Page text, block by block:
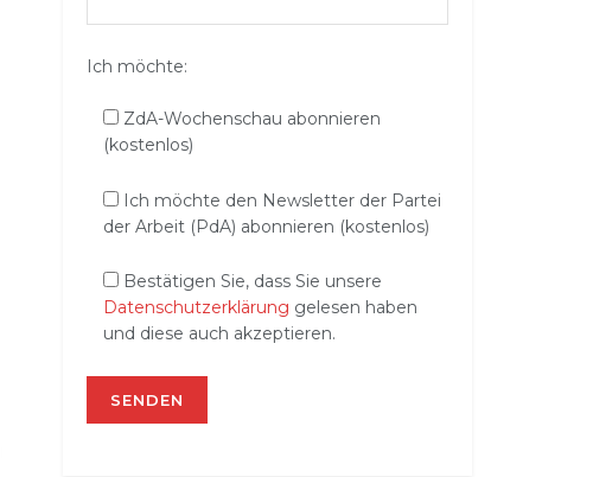
Ich möchte:
ZdA-Wochenschau abonnieren
(kostenlos)
Ich möchte den Newsletter der Partei
der Arbeit (PdA) abonnieren (kostenlos)
Bestätigen Sie, dass Sie unsere
Datenschutzerklärung gelesen haben
und diese auch akzeptieren.